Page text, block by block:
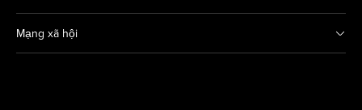
Mạng xã hội